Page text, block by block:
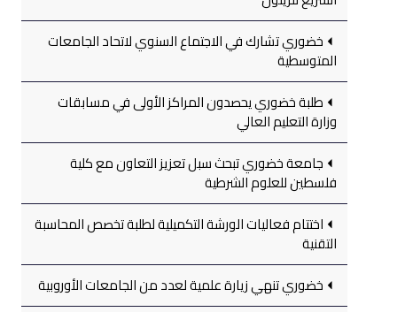
خضوري تشارك في الاجتماع السنوي لاتحاد الجامعات
المتوسطية
طلبة خضوري يحصدون المراكز الأولى في مسابقات
وزارة التعليم العالي
جامعة خضوري تبحث سبل تعزيز التعاون مع كلية
فلسطين للعلوم الشرطية
اختتام فعاليات الورشة التكميلية لطلبة تخصص المحاسبة
التقنية
خضوري تنهي زيارة علمية لعدد من الجامعات الأوروبية